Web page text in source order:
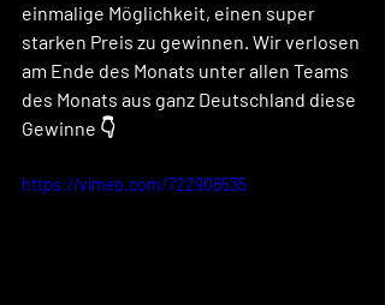
einmalige Möglichkeit, einen super
starken Preis zu gewinnen. Wir verlosen
am Ende des Monats unter allen Teams
des Monats aus ganz Deutschland diese
Gewinne 👇
https://vimeo.com/722906535